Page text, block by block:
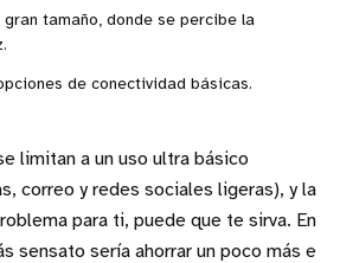
gran tamaño, donde se percibe la
de conectividad básicas.
limitan a un uso ultra básico
correo y redes sociales ligeras), y la
para ti, puede que te sirva. En
sensato sería ahorrar un poco más e